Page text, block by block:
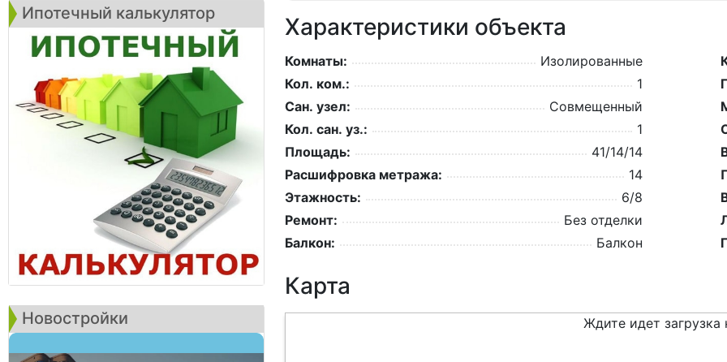
Ипотечный калькулятор
Новостройки
Характеристики объекта
Комнаты:
Изолированные
Кол. ком.:
1
Сан. узел:
Совмещенный
Кол. сан. уз.:
1
Площадь:
41/14/14
Расшифровка метража:
14
Этажность:
6/8
Ремонт:
Без отделки
Балкон:
Балкон
Карта
Ждите идет загрузка